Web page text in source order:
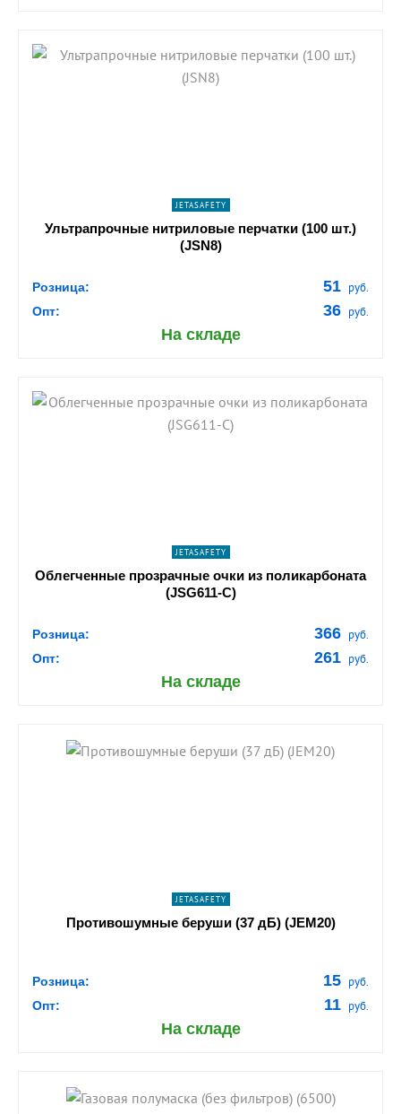
shopping_cart В КОРЗИНУ
JETASAFETY
Ультрапрочные нитриловые перчатки (100 шт.)
(JSN8)
Розница: 51 руб.
Опт: 36 руб.
На складе
shopping_cart В КОРЗИНУ
JETASAFETY
Облегченные прозрачные очки из поликарбоната
(JSG611-C)
Розница: 366 руб.
Опт: 261 руб.
На складе
shopping_cart В КОРЗИНУ
JETASAFETY
Противошумные беруши (37 дБ) (JEM20)
Розница: 15 руб.
Опт: 11 руб.
На складе
shopping_cart В КОРЗИНУ